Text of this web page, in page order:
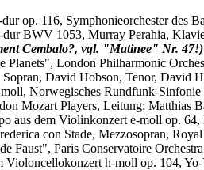
op. 116, Symphonieorchester des
dur BWV 1053, Murray Perahia,
Cembalo?, vgl. "Matinee" Nr. 47!)
Planets", London Philharmonic
David Hobson, Tenor,
Norwegisches Rundfunk-
Mozart Players, Leitung: Matthias
aus dem Violinkonzert e-moll op.
con Stade, Mezzosopran,
Faust", Paris Conservatoire Orchestra
Violoncellokonzert h-moll op. 104,